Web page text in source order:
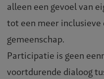
alleen een gevoel van
tot een meer inclusieve
gemeenschap.
Participatie is geen
voortdurende dialoog